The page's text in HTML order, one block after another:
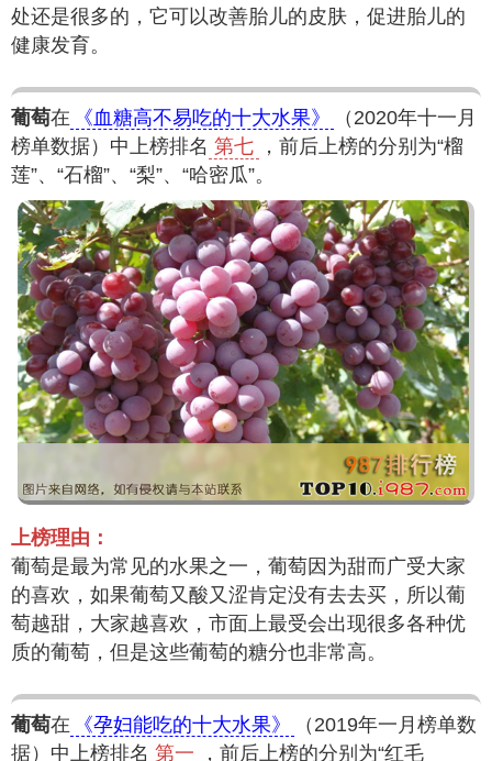
处还是很多的，它可以改善胎儿的皮肤，促进胎儿的
健康发育。
葡萄在 《血糖高不易吃的十大水果》
（2020年十一月
榜单数据）中上榜排名 第七
，前后上榜的分别为“榴
莲”、“石榴”、“梨”、“哈密瓜”。
上榜理由：
葡萄是最为常见的水果之一，葡萄因为甜而广受大家
的喜欢，如果葡萄又酸又涩肯定没有去去买，所以葡
萄越甜，大家越喜欢，市面上最受会出现很多各种优
质的葡萄，但是这些葡萄的糖分也非常高。
葡萄在 《孕妇能吃的十大水果》
（2019年一月榜单数
据）中上榜排名 第一 ，前后上榜的分别为“红毛